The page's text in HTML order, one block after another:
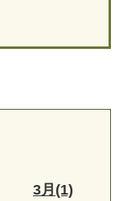
3月(1)